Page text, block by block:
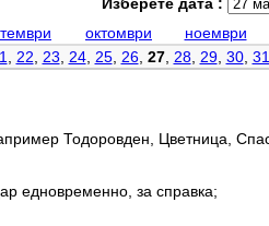
октомври ноември
22 23 24, 25, 26, 27, 28, 29, 30, 31
Тодоровден, Цветница,
едновременно, за справка;